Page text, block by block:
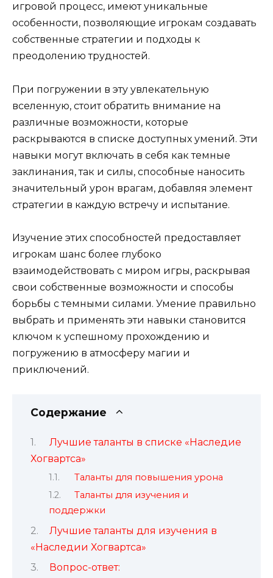
игровой процесс, имеют уникальные
особенности, позволяющие игрокам создавать
собственные стратегии и подходы к
преодолению трудностей.
При погружении в эту увлекательную
вселенную, стоит обратить внимание на
различные возможности, которые
раскрываются в списке доступных умений. Эти
навыки могут включать в себя как темные
заклинания, так и силы, способные наносить
значительный урон врагам, добавляя элемент
стратегии в каждую встречу и испытание.
Изучение этих способностей предоставляет
игрокам шанс более глубоко
взаимодействовать с миром игры, раскрывая
свои собственные возможности и способы
борьбы с темными силами. Умение правильно
выбрать и применять эти навыки становится
ключом к успешному прохождению и
погружению в атмосферу магии и
приключений.
Содержание
Лучшие таланты в списке «Наследие
Хогвартса»
Таланты для повышения урона
Таланты для изучения и
поддержки
Лучшие таланты для изучения в
«Наследии Хогвартса»
Вопрос-ответ: